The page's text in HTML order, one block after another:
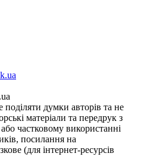
поділяти думки авторів та не
матеріали та передрук з
частковому використанні
посилання на
(для інтернет-ресурсів